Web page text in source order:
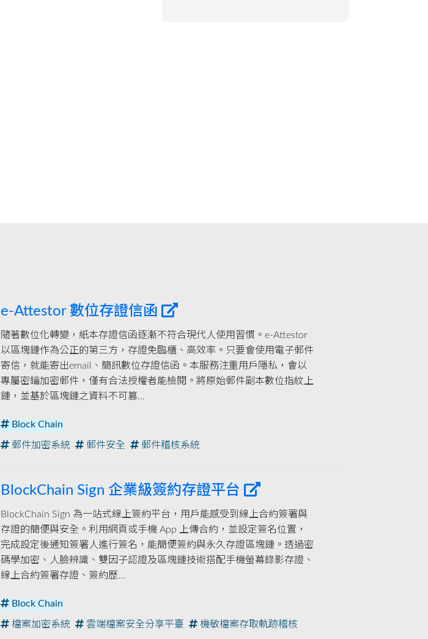
e-Attestor 數位存證信函
隨著數位化轉變，紙本存證信函逐漸不符合現代人使用習慣。e-Attestor
以區塊鏈作為公正的第三方，存證免臨櫃、高效率。只要會使用電子郵件
寄信，就能寄出email、簡訊數位存證信函。本服務注重用戶隱私，會以
專屬密鑰加密郵件，僅有合法授權者能檢閱。將原始郵件副本數位指紋上
鏈，並基於區塊鏈之資料不可篡...
Block Chain
郵件加密系統 郵件安全 郵件稽核系統
BlockChain Sign 企業級簽約存證平台
BlockChain Sign 為一站式線上簽約平台，用戶能感受到線上合約簽署與
存證的簡便與安全。利用網頁或手機 App 上傳合約，並設定簽名位置，
完成設定後通知簽署人進行簽名，能簡便簽約與永久存證區塊鏈。透過密
碼學加密、人臉辨識、雙因子認證及區塊鏈技術搭配手機螢幕錄影存證、
線上合約簽署存證、簽約歷...
Block Chain
檔案加密系統 雲端檔案安全分享平臺 機敏檔案存取軌跡稽核